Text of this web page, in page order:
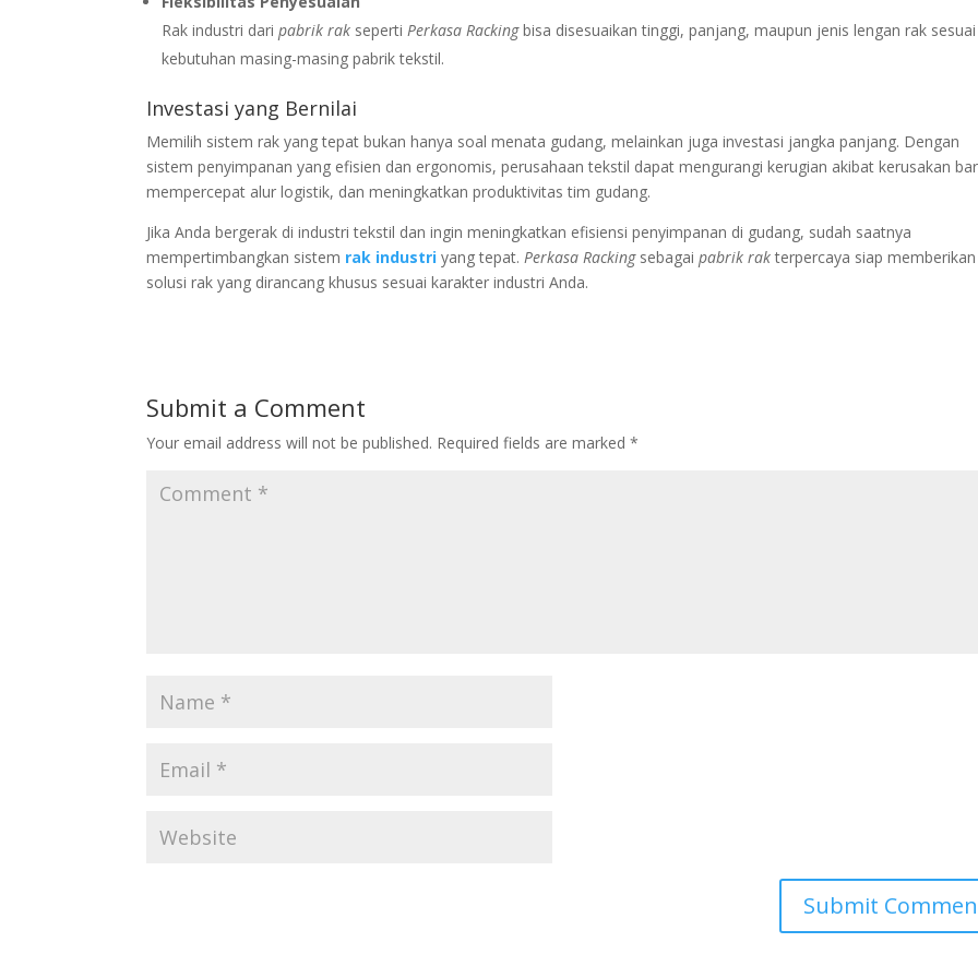
Rak industri daripabrik rak seperti Perkasa Rackingbisa disesuaikan tinggi, panjang, maupun jenis lengan rak sesuai
kebutuhan masing-masing pabrik tekstil.
Investasi yang Bernilai
Memilih sistem rak yang tepat bukan hanya soal menata gudang, melainkan juga investasi jangka panjang. Dengan
sistem penyimpanan yang efisien dan ergonomis, perusahaan tekstil dapat mengurangi kerugian akibat kerusakan
mempercepat alur logistik, dan meningkatkan produktivitas tim gudang.
Jika Anda bergerak di industri tekstil dan ingin meningkatkan efisiensi penyimpanan di gudang, sudah saatnya
mempertimbangkan sistem rak industri yang tepat. Perkasa Rackingsebagaipabrik rakterpercaya siap memberikan
solusi rak yang dirancang khusus sesuai karakter industri Anda.
Submit a Comment
Your email address will not be published. Required fields are marked*